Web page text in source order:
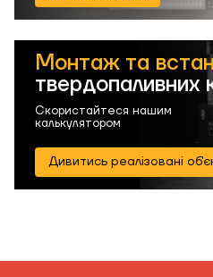
Монтаж та
твердопаливних
Скористайтеся нашим
калькулятором
Дивитись реалізовані